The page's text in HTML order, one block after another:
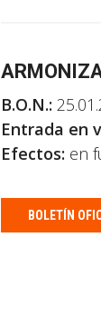
B.O.N.:
Entrada en
Efectos: en
BOLETÍN